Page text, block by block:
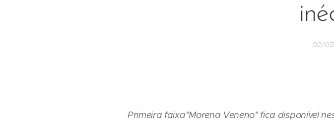
02/
Primeira faixa"Morena Veneno" fica disponível